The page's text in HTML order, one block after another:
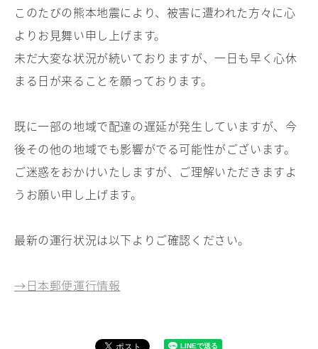
このたびの熊本地震により、被害に遭われた方々に心
よりお見舞い申し上げます。
未だ大変な状況が続いておりますが、一日も早く心休
まる日が来ることを願っております。
既に一部の地域で配達の遅延が発生していますが、今
後その他の地域でも影響がでる可能性がございます。
ご迷惑をおかけいたしますが、ご理解いただきますよ
うお願い申し上げます。
最新の運行状況は以下よりご確認ください。
→日本郵便運行情報